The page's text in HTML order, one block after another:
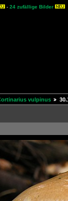
- 24 zufällige Bilder
vulpinus